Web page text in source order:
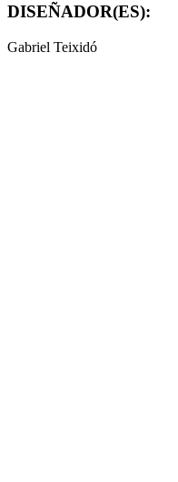
DISEÑADOR(ES):
Gabriel Teixidó